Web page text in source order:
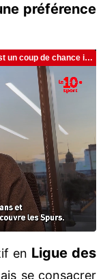
préférence
en Ligue des
se consacrer